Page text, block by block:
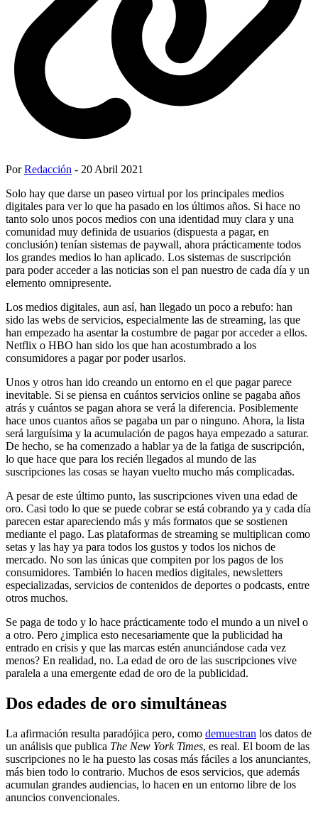
PorRedacción - 20 Abril 2021
Solo hay que darse un paseo virtual por los principales medios
digitales para ver lo que ha pasado en los últimos años. Si hace no
tanto solo unos pocos medios con una identidad muy clara y una
comunidad muy definida de usuarios (dispuesta a pagar, en
conclusión) tenían sistemas de paywall, ahora prácticamente todos
los grandes medios lo han aplicado. Los sistemas de suscripción
para poder acceder a las noticias son el pan nuestro de cada día y un
elemento omnipresente.
Los medios digitales, aun así, han llegado un poco a rebufo: han
sido las webs de servicios, especialmente las de streaming, las que
han empezado ha asentar la costumbre de pagar por acceder a ellos.
Netflix o HBO han sido los que han acostumbrado a los
consumidores a pagar por poder usarlos.
Unos y otros han ido creando un entorno en el que pagar parece
inevitable. Si se piensa en cuántos servicios online se pagaba años
atrás y cuántos se pagan ahora se verá la diferencia. Posiblemente
hace unos cuantos años se pagaba un par o ninguno. Ahora, la lista
será larguísima y la acumulación de pagos haya empezado a saturar.
De hecho, se ha comenzado a hablar ya de la fatiga de suscripción,
lo que hace que para los recién llegados al mundo de las
suscripciones las cosas se hayan vuelto mucho más complicadas.
A pesar de este último punto, las suscripciones viven una edad de
oro. Casi todo lo que se puede cobrar se está cobrando ya y cada día
parecen estar apareciendo más y más formatos que se sostienen
mediante el pago. Las plataformas de streaming se multiplican como
setas y las hay ya para todos los gustos y todos los nichos de
mercado. No son las únicas que compiten por los pagos de los
consumidores. También lo hacen medios digitales, newsletters
especializadas, servicios de contenidos de deportes o podcasts, entre
otros muchos.
Se paga de todo y lo hace prácticamente todo el mundo a un nivel o
a otro. Pero ¿implica esto necesariamente que la publicidad ha
entrado en crisis y que las marcas estén anunciándose cada vez
menos? En realidad, no. La edad de oro de las suscripciones vive
paralela a una emergente edad de oro de la publicidad.
Dos edades de oro simultáneas
La afirmación resulta paradójica pero, como demuestran los datos de
un análisis que publica The New York Times, es real. El boom de las
suscripciones no le ha puesto las cosas más fáciles a los anunciantes,
más bien todo lo contrario. Muchos de esos servicios, que además
acumulan grandes audiencias, lo hacen en un entorno libre de los
anuncios convencionales.